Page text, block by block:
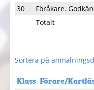
30
Föråkare.
Totalt
Sortera på
Klass Förare/